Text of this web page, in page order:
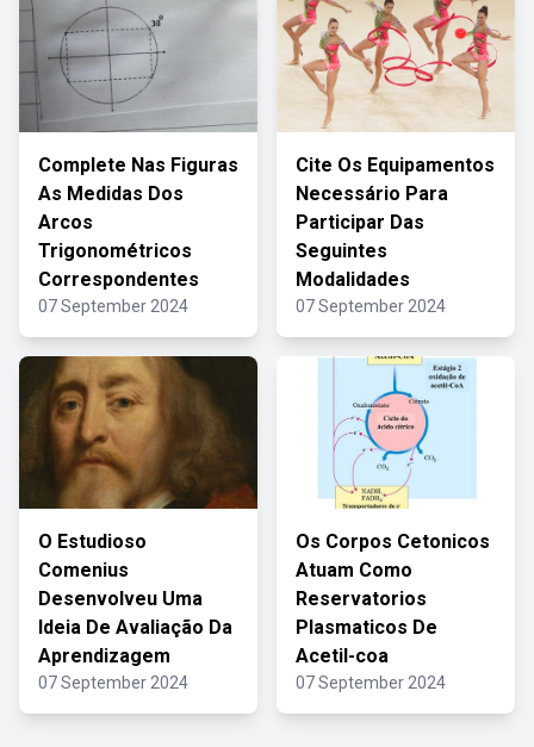
Complete Nas Figuras
As Medidas Dos
Arcos
Trigonométricos
Correspondentes
07 September 2024
Cite Os Equipamentos
Necessário Para
Participar Das
Seguintes
Modalidades
07 September 2024
O Estudioso
Comenius
Desenvolveu Uma
Ideia De Avaliação Da
Aprendizagem
07 September 2024
Os Corpos Cetonicos
Atuam Como
Reservatorios
Plasmaticos De
Acetil-coa
07 September 2024